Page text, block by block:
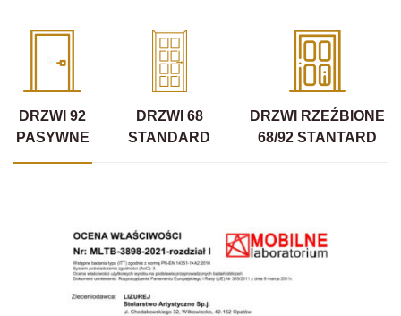
DRZWI 92
PASYWNE
DRZWI 68
STANDARD
DRZWI RZEŹBIONE
68/92 STANTARD